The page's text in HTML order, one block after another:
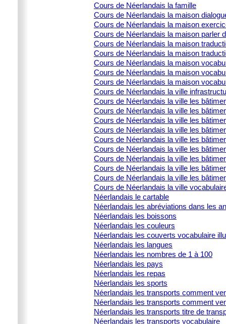
Cours de Néerlandais la famille
Cours de Néerlandais la maison
Cours de Néerlandais la maison
Cours de Néerlandais la maison parler
Cours de Néerlandais la maison
Cours de Néerlandais la maison
Cours de Néerlandais la maison
Cours de Néerlandais la maison
Cours de Néerlandais la maison
Cours de Néerlandais la ville
Cours de Néerlandais la ville les
Cours de Néerlandais la ville les
Cours de Néerlandais la ville les
Cours de Néerlandais la ville les
Cours de Néerlandais la ville les
Cours de Néerlandais la ville les
Cours de Néerlandais la ville les
Cours de Néerlandais la ville les
Cours de Néerlandais la ville les
Cours de Néerlandais la ville
Néerlandais le cartable
Néerlandais les abréviations dans les
Néerlandais les boissons
Néerlandais les couleurs
Néerlandais les couverts vocabulaire
Néerlandais les langues
Néerlandais les nombres de 1 à 100
Néerlandais les pays
Néerlandais les repas
Néerlandais les sports
Néerlandais les transports comment
Néerlandais les transports comment
Néerlandais les transports titre de
Néerlandais les transports vocabulaire